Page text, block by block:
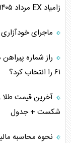
زامیاد EX مرداد ۱۴۰۵
ماجرای
راز شماره
۶۱ را انتخاب کرد؟
شکست + جدول
نحوه محاسبه